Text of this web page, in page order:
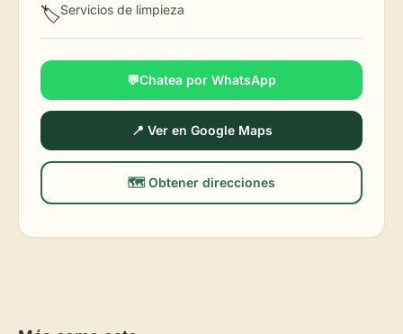
🏷️Servicios de limpieza
💬Chatea por WhatsApp
📍 Ver en Google Maps
🗺️ Obtener direcciones